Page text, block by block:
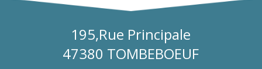
195,Rue Principale
47380 TOMBEBOEUF